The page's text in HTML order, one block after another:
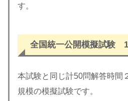
す。
全国統一公開模擬試験
本試験と同じ計50問解答時間
規模の模擬試験です。